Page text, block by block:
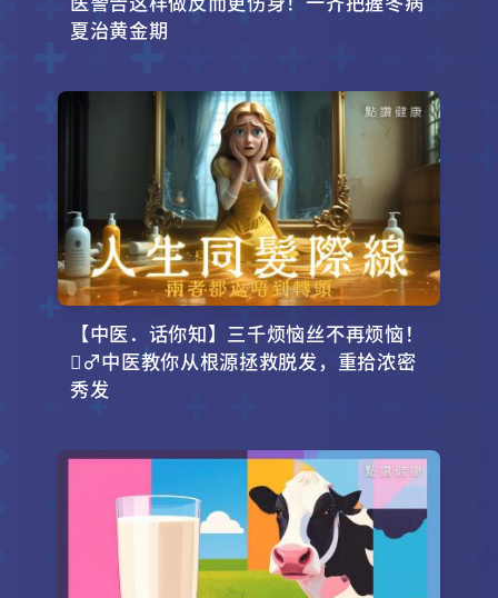
夏治黄金期
【中医．话你知】三千烦恼丝不再烦恼！
‍♂️中医教你从根源拯救脱发，重拾浓密
秀发